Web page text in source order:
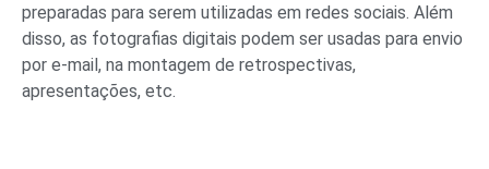
preparadas para serem utilizadas em redes sociais. Além
disso, as fotografias digitais podem ser usadas para envio
por e-mail, na montagem de retrospectivas,
apresentações, etc.